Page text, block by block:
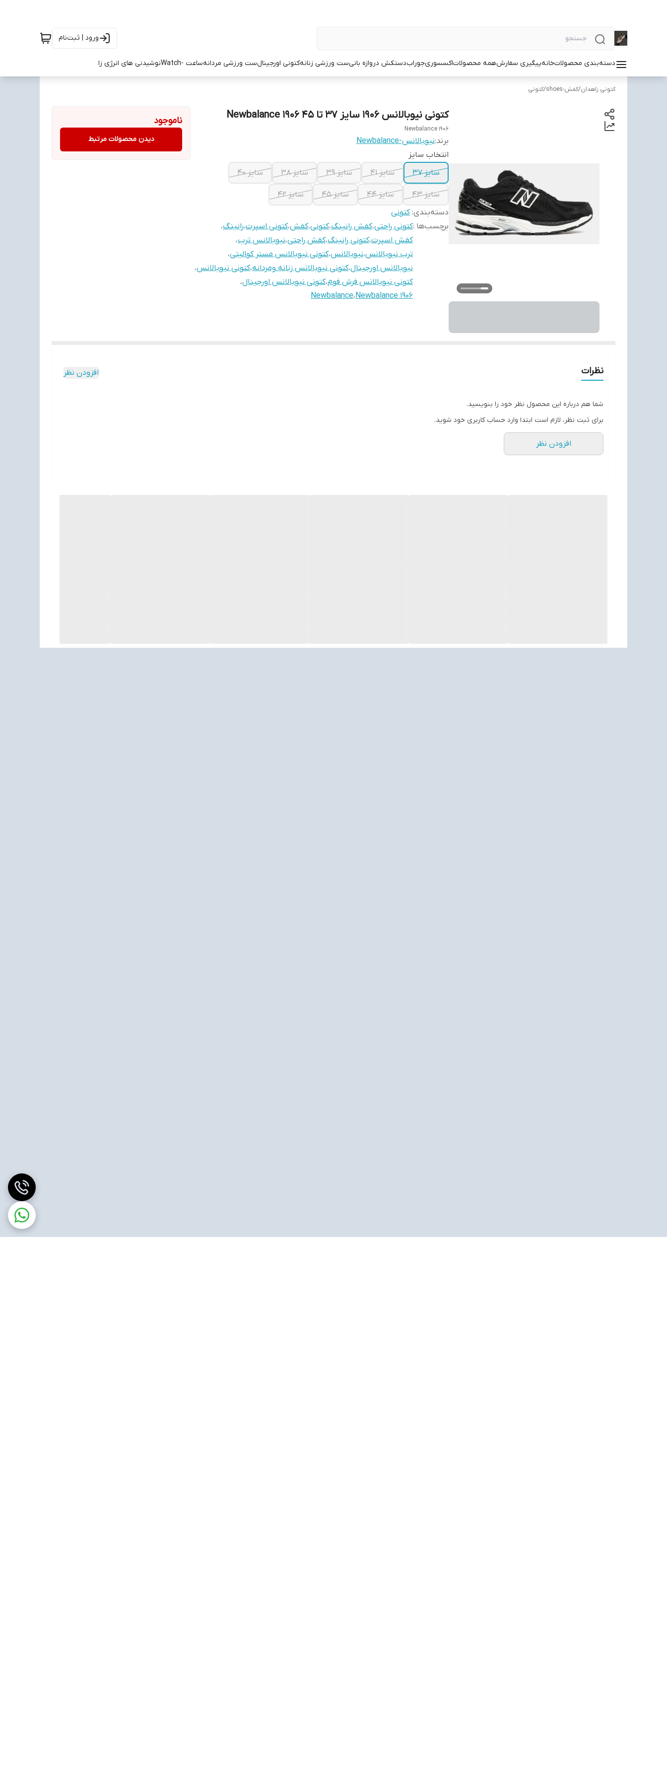
ورود | ثبت‌نام
دسته‌بندی محصولاتخانهپیگیری سفارشهمه محصولاتاکسسوریجورابدستکش دروازه بانیست ورزشی زنانهکتونی اورجینالست ورزشی مردانهساعت -Watch نوشیدنی های انرژی زا
کتونی زاهدان/کفش-shoes /کتونی
کتونی نیوبالانس 1906 سایز ۳۷ تا ۴۵ Newbalance 1906
Newbalance 1906
برند:نیوبالانس-Newbalance
انتخاب سایز
سایز ۳۷
سایز ۴۱ سایز ۳۹ سایز ۳۸ سایز ۴۰
سایز ۴۳ سایز ۴۴ سایز ۴۵
سایز ۴۲
دسته‌بندی:کتونی
برچسب‌ها :کتونی راحتی،کفش رانینگ،کتونی،کفش،کتونی اسپرت،رانینگ،
کفش اسپرت،کتونی رانینگ،کفش راحتی،نیوبالانس ترب،
ترب نیوبالانس،نیوبالانس،کتونی نیوبالانس مستر کوالیتی،
نیوبالانس اورجینال،کتونی نیوبالانس زنانه ومردانه،کتونی نیوبالانس،
کتونی نیوبالانس فرش فوم،کتونی نیوبالانس اورجینال،
Newbalance 1906،Newbalance
ناموجود
دیدن محصولات مرتبط
نظرات افزودن نظر
شما هم درباره این محصول نظر خود را بنویسید.
برای ثبت نظر، لازم است ابتدا وارد حساب کاربری خود شوید.
افزودن نظر